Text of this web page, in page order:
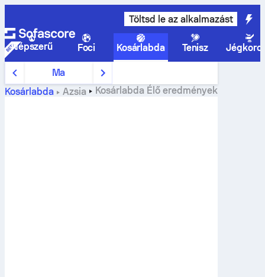
Töltsd le az alkalmazást
Népszerű Foci Kosárlabda Tenisz
Ma
Kosárlabda
Ázsia Kosárlabda Élő eredmények